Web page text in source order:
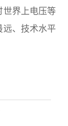
世界上电压等
远、技术水平